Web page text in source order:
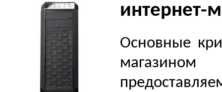
интернет-
Основные